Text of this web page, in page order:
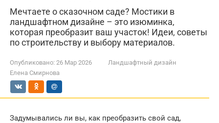
Мечтаете о сказочном саде? Мостики в
ландшафтном дизайне – это изюминка,
которая преобразит ваш участок! Идеи, советы
по строительству и выбору материалов.
Опубликовано: 26 Мар 2026
Ландшафтный дизайн
Елена Смирнова
Задумывались ли вы, как преобразить свой сад,